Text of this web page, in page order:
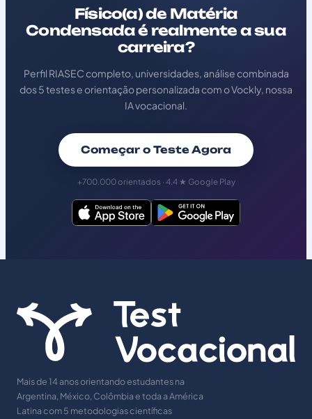
Físico(a) de Matéria
Condensada é realmente a sua
carreira?
Perfil RIASEC completo, universidades, análise combinada
dos 5 testes e orientação personalizada com o Vockly, nossa
IA vocacional.
Começar o Teste Agora
+700.000 orientados · 4.4 ★ Google Play
Mais de 14 anos orientando estudantes na
Argentina, México, Colômbia e toda a América
Latina com 5 metodologias científicas